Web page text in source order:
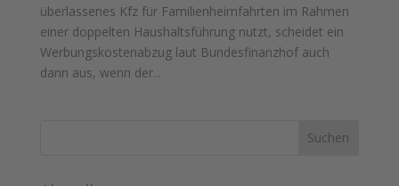
überlassenes Kfz für Familienheimfahrten im Rahmen
einer doppelten Haushaltsführung nutzt, scheidet ein
Werbungskostenabzug laut Bundesfinanzhof auch
dann aus, wenn der...